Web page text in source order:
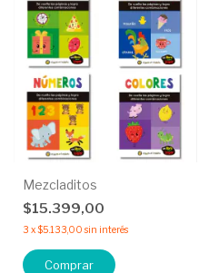
Mezcladitos
$15.399,00
3 x$5.133,00 sin interés
Comprar